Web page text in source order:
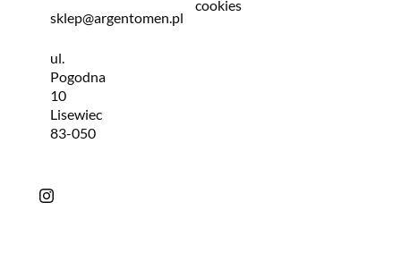
sklep@argentomen.pl
ul.
Pogodna
10
Lisewiec
83-050
cookies